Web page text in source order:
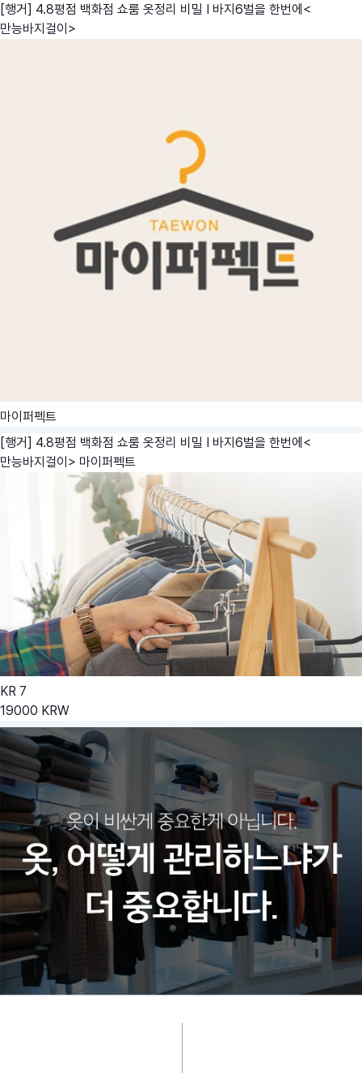
[행거] 4.8평점 백화점 쇼룸 옷정리 비밀 I 바지6벌을 한번에<
만능바지걸이>
마이퍼펙트
[행거] 4.8평점 백화점 쇼룸 옷정리 비밀 I 바지6벌을 한번에<
만능바지걸이> 마이퍼펙트
KR 7
19000 KRW